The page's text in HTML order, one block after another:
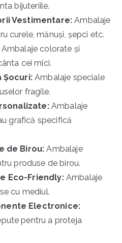
bijuteriile.
Vestimentare: Ambalaje
curele, mănuși, șepci etc.
colorate și
cei mici.
Șocuri:Ambalaje speciale
fragile.
Ambalaje
grafică specifică
de Birou: Ambalaje
produse de birou.
Eco-Friendly:Ambalaje
cu mediul.
Electronice:
pentru a proteja